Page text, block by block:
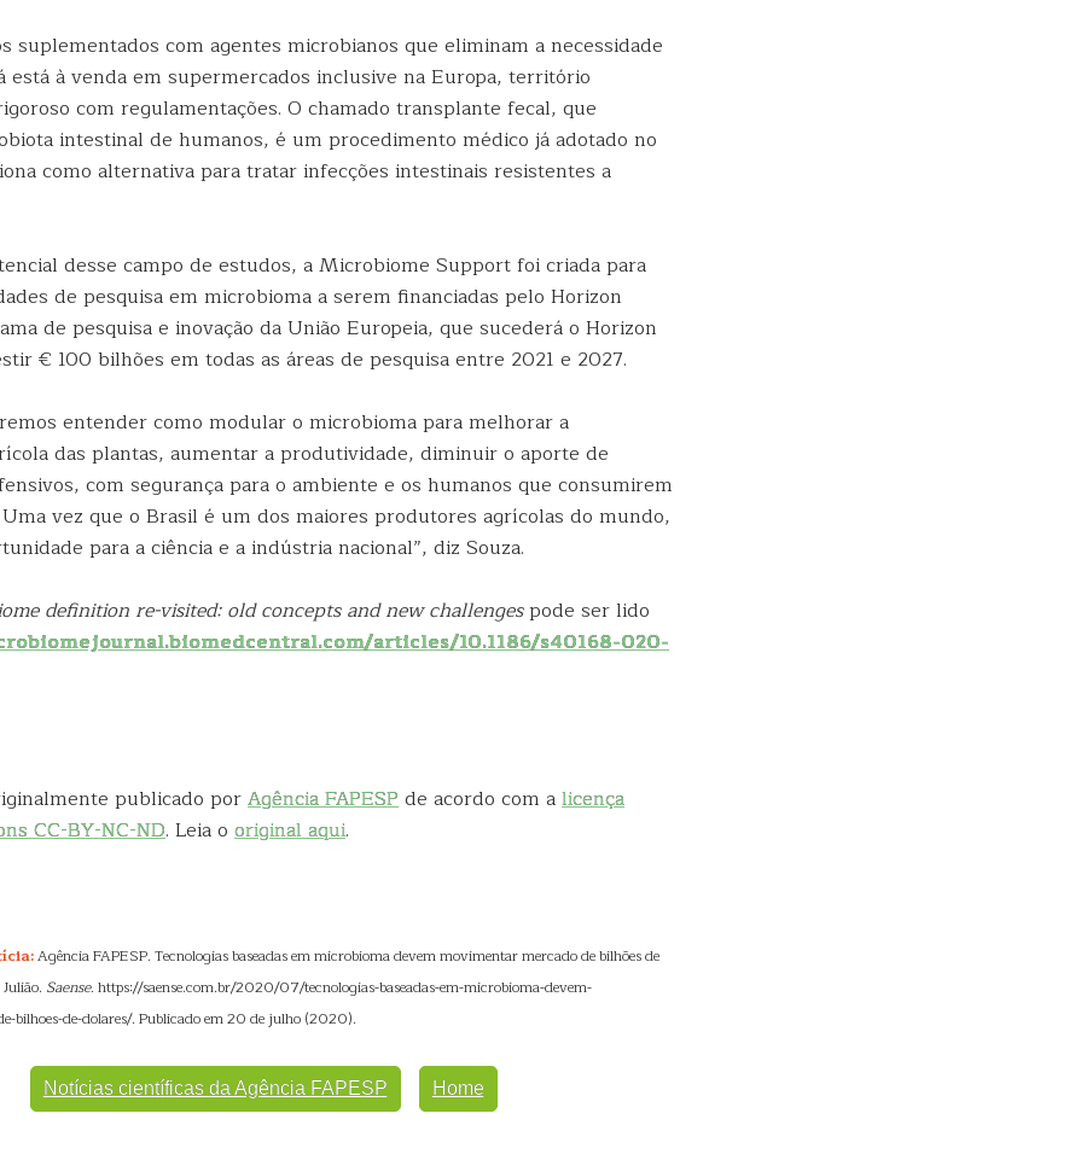
suplementados com agentes microbianos que eliminam a necessidade
está à venda em supermercados inclusive na Europa, território
com regulamentações. O chamado transplante fecal, que
intestinal de humanos, é um procedimento médico já adotado no
como alternativa para tratar infecções intestinais resistentes a
desse campo de estudos, a Microbiome Support foi criada para
de pesquisa em microbioma a serem financiadas pelo Horizon
de pesquisa e inovação da União Europeia, que sucederá o Horizon
€ 100 bilhões em todas as áreas de pesquisa entre 2021 e 2027.
entender como modular o microbioma para melhorar a
das plantas, aumentar a produtividade, diminuir o aporte de
com segurança para o ambiente e os humanos que consumirem
vez que o Brasil é um dos maiores produtores agrícolas do mundo,
para a ciência e a indústria nacional”, diz Souza.
definition re-visited: old concepts and new challengespode ser lido
articles/10.1186/s40168-020-
publicado porAgência FAPESPde acordo com alicença
CC-BY-NC-ND. Leia o original aqui.
Agência FAPESP. Tecnologias baseadas em microbioma devem movimentar mercado de bilhões de
Saense. https://saense.com.br/2020/07/tecnologias-baseadas-em-microbioma-devem-
bilhoes-de-dolares/. Publicado em 20 de julho (2020).
Notícias científicas da Agência FAPESP Home